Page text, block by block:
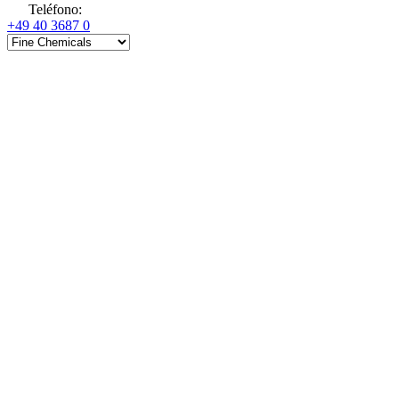
Teléfono:
+49 40 3687 0